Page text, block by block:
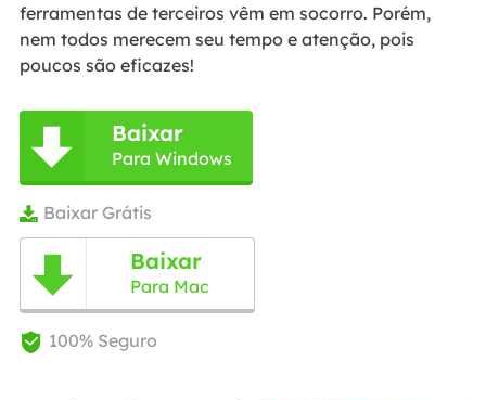
ferramentas de terceiros vêm em socorro. Porém,
nem todos merecem seu tempo e atenção, pois
poucos são eficazes!
 Baixar
Para Windows
 Baixar Grátis
 Baixar
Para Mac
 100% Seguro